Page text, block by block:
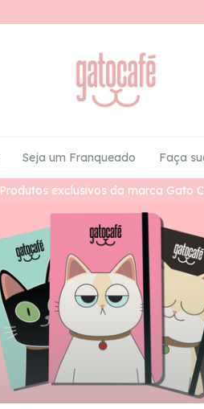
Produtos exclusivos da marca Gato
Seja um Franqueado Faça